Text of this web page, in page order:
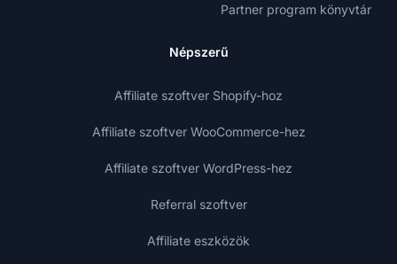
Partner program könyvtár
Népszerű
Affiliate szoftver Shopify-hoz
Affiliate szoftver WooCommerce-hez
Affiliate szoftver WordPress-hez
Referral szoftver
Affiliate eszközök